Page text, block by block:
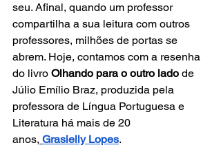
seu. Afinal, quando um professor
compartilha a sua leitura com outros
professores, milhões de portas se
abrem. Hoje, contamos com a resenha
do livro Olhando para o outro lado de
Júlio Emílio Braz, produzida pela
professora de Língua Portuguesa e
Literatura há mais de 20
anos, Grasielly Lopes.